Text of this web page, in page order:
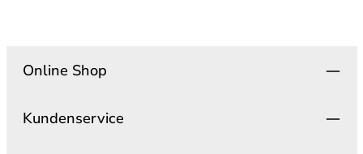
Online Shop
Kundenservice